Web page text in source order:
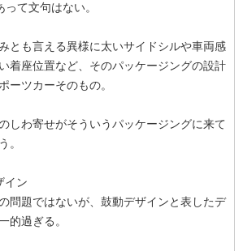
て文句はない。
とも言える異様に太いサイドシルや車両感
着座位置など、そのパッケージングの設計
ーツカーそのもの。
しわ寄せがそういうパッケージングに来て
。
イン
問題ではないが、鼓動デザインと表したデ
的過ぎる。